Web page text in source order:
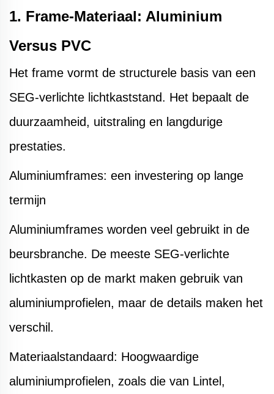
1. Frame-Materiaal: Aluminium
Versus PVC
Het frame vormt de structurele basis van een
SEG-verlichte lichtkaststand. Het bepaalt de
duurzaamheid, uitstraling en langdurige
prestaties.
Aluminiumframes: een investering op lange
termijn
Aluminiumframes worden veel gebruikt in de
beursbranche. De meeste SEG-verlichte
lichtkasten op de markt maken gebruik van
aluminiumprofielen, maar de details maken het
verschil.
Materiaalstandaard: Hoogwaardige
aluminiumprofielen, zoals die van Lintel,